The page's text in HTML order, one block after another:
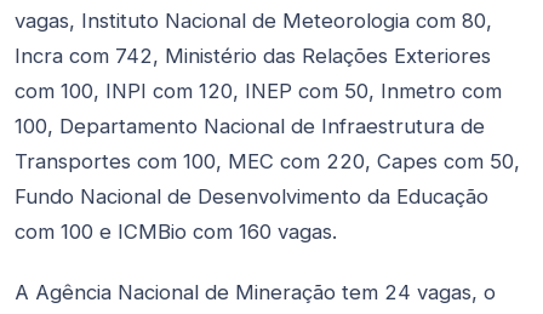
vagas, Instituto Nacional de Meteorologia com 80,
Incra com 742, Ministério das Relações Exteriores
com 100, INPI com 120, INEP com 50, Inmetro com
100, Departamento Nacional de Infraestrutura de
Transportes com 100, MEC com 220, Capes com 50,
Fundo Nacional de Desenvolvimento da Educação
com 100 e ICMBio com 160 vagas.
A Agência Nacional de Mineração tem 24 vagas, o